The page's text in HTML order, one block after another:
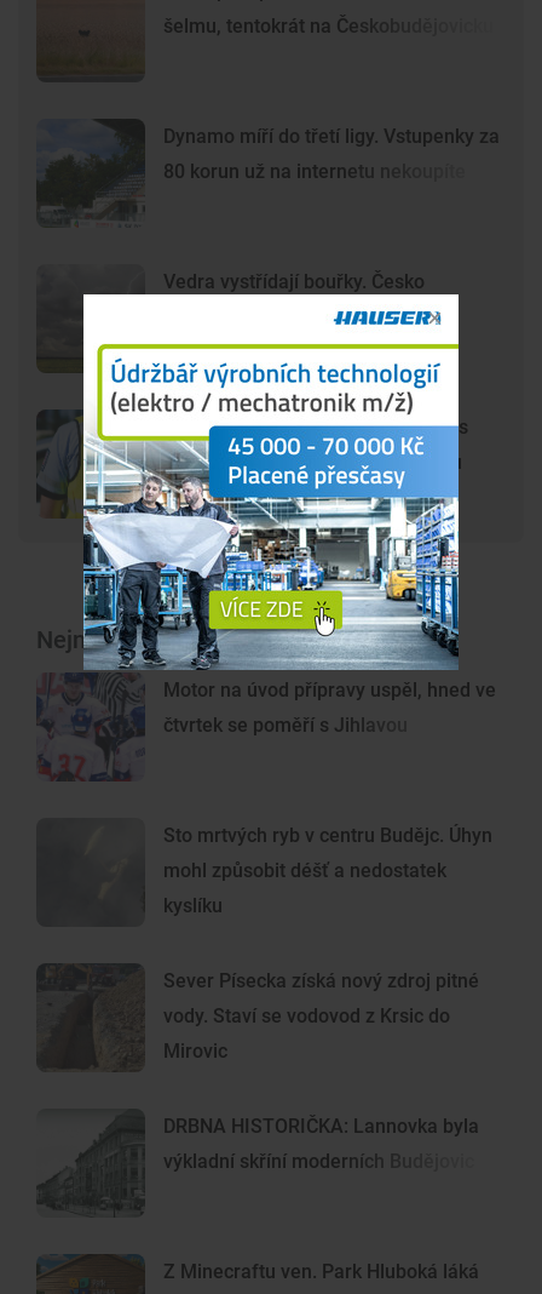
šelmu, tentokrát na Českobudějovicku
Dynamo míří do třetí ligy. Vstupenky za
80 korun už na internetu nekoupíte
Vedra vystřídají bouřky. Česko
zasáhnou nárazy větru, kroupy i
přívalové srážky
Motorkář zemřel po čelním střetu s
autobusem, obě vozidla po nárazu
začala hořet
Nejnovější články
Motor na úvod přípravy uspěl, hned ve
čtvrtek se poměří s Jihlavou
Sto mrtvých ryb v centru Budějc. Úhyn
mohl způsobit déšť a nedostatek
kyslíku
Sever Písecka získá nový zdroj pitné
vody. Staví se vodovod z Krsic do
Mirovic
DRBNA HISTORIČKA: Lannovka byla
výkladní skříní moderních Budějovic
Z Minecraftu ven. Park Hluboká láká